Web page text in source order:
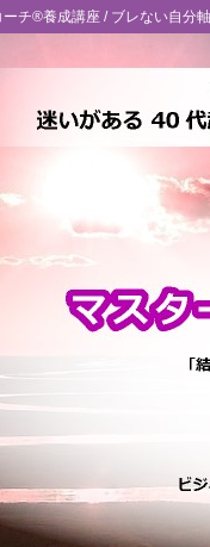
チ®養成講座 / ブレない自